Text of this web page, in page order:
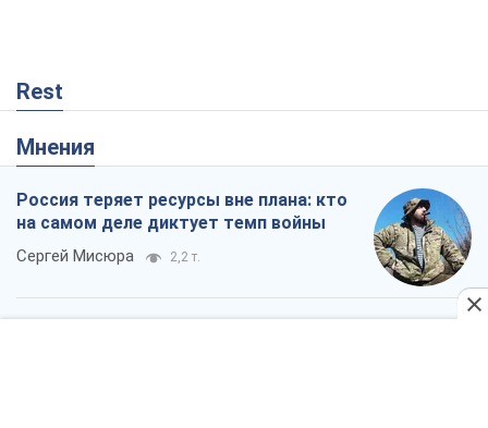
Rest
Мнения
Россия теряет ресурсы вне плана: кто
на самом деле диктует темп войны
Сергей Мисюра 2,2 т.